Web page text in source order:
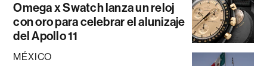
Omega x Swatch lanza un reloj
con oro para celebrar el alunizaje
del Apollo 11
MÉXICO